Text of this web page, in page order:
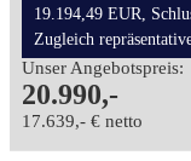
19.194,49 EUR,
Zugleich
Unser Angebotspreis:
20.990,-
17.639,- € netto